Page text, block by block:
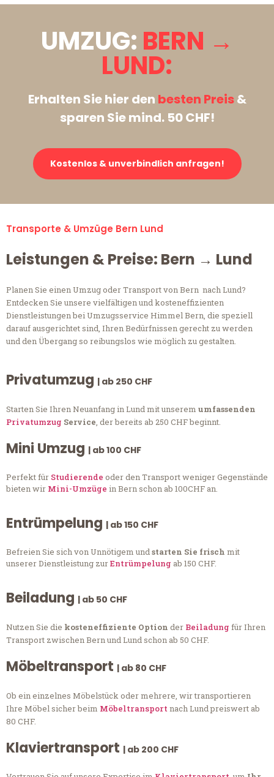
UMZUG: BERN →
LUND:
Erhalten Sie hier den besten Preis&
sparen Sie mind. 50 CHF!
Kostenlos & unverbindlich anfragen!
Transporte & Umzüge Bern Lund
Leistungen & Preise: Bern → Lund
Planen Sie einen Umzug oder Transport von Bern nach Lund?
Entdecken Sie unsere vielfältigen und kosteneffizienten
Dienstleistungen bei Umzugsservice Himmel Bern, die speziell
darauf ausgerichtet sind, Ihren Bedürfnissen gerecht zu werden
und den Übergang so reibungslos wie möglich zu gestalten.
Privatumzug | ab 250 CHF
Starten Sie Ihren Neuanfang in Lund mit unserem umfassenden
Privatumzug Service, der bereits ab 250 CHF beginnt.
Mini Umzug | ab 100 CHF
Perfekt für Studierende oder den Transport weniger Gegenstände
bieten wir Mini-Umzüge in Bern schon ab 100CHF an.
Entrümpelung | ab 150 CHF
Befreien Sie sich von Unnötigem undstarten Sie frisch mit
unserer Dienstleistung zurEntrümpelung ab 150 CHF.
Beiladung | ab 50 CHF
Nutzen Sie die kosteneffiziente Option der Beiladung für Ihren
Transport zwischen Bern und Lund schon ab 50 CHF.
Möbeltransport | ab 80 CHF
Ob ein einzelnes Möbelstück oder mehrere, wir transportieren
Ihre Möbel sicher beim Möbeltransportnach Lund preiswert ab
80 CHF.
Klaviertransport | ab 200 CHF